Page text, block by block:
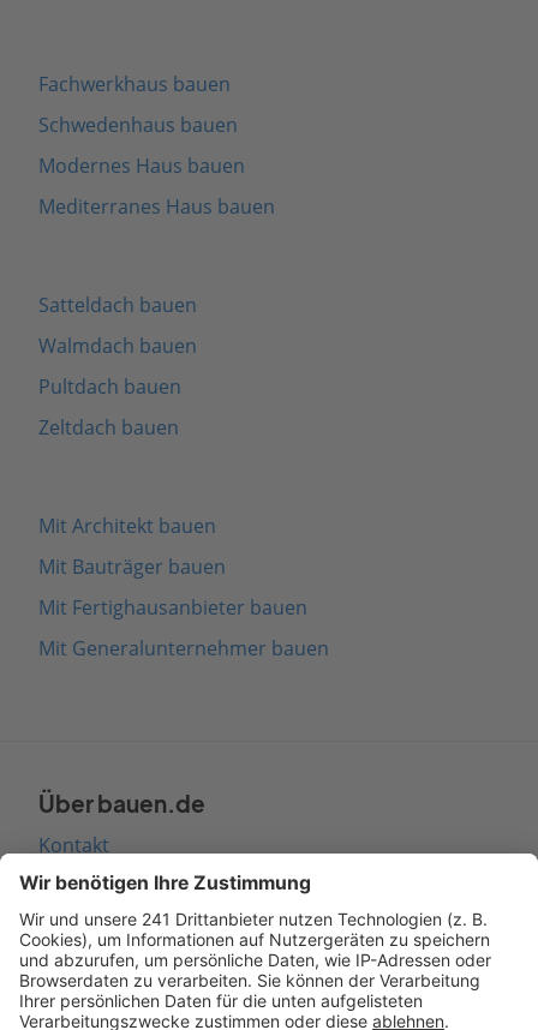
Fachwerkhaus bauen
Schwedenhaus bauen
Modernes Haus bauen
Mediterranes Haus bauen
Satteldach bauen
Walmdach bauen
Pultdach bauen
Zeltdach bauen
Mit Architekt bauen
Mit Bauträger bauen
Mit Fertighausanbieter bauen
Mit Generalunternehmer bauen
Über bauen.de
Kontakt
Seitenaufbau
Barrierefreiheit
Cookie Einstellungen